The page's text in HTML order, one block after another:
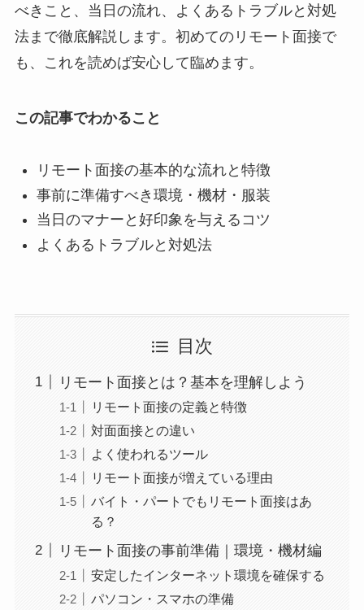
べきこと、当日の流れ、よくあるトラブルと対処
法まで徹底解説します。初めてのリモート面接で
も、これを読めば安心して臨めます。
この記事でわかること
リモート面接の基本的な流れと特徴
事前に準備すべき環境・機材・服装
当日のマナーと好印象を与えるコツ
よくあるトラブルと対処法
目次
リモート面接とは？基本を理解しよう
リモート面接の定義と特徴
対面面接との違い
よく使われるツール
リモート面接が増えている理由
バイト・パートでもリモート面接はあ
る？
リモート面接の事前準備｜環境・機材編
安定したインターネット環境を確保する
パソコン・スマホの準備